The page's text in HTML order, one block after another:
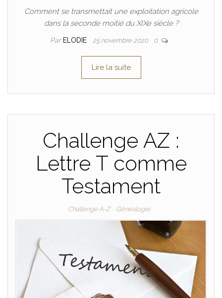
Comment se transmettait une exploitation agricole
dans la seconde moitié du XIXe siècle ?
Par ELODIE 25 novembre 2020 0
Lire la suite
Challenge AZ :
Lettre T comme
Testament
Challenge A-Z Généalogie